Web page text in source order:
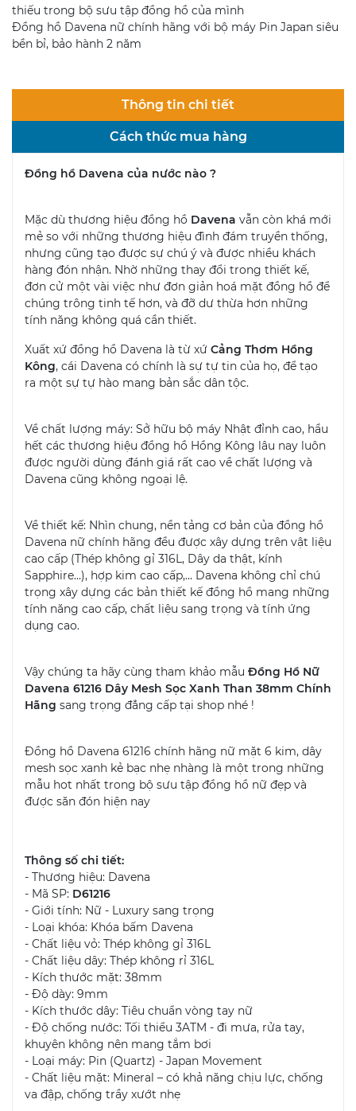
thiếu trong bộ sưu tập đồng hồ của mình
Đồng hồ Davena nữ chính hãng với bộ máy Pin Japan siêu
bền bỉ, bảo hành 2 năm
Thông tin chi tiết
Cách thức mua hàng
Đồng hồ Davena của nước nào ?
Mặc dù thương hiệu đồng hồ Davena vẫn còn khá mới
mẻ so với những thương hiệu đình đám truyền thống,
nhưng cũng tạo được sự chú ý và được nhiều khách
hàng đón nhận. Nhờ những thay đổi trong thiết kế,
đơn cử một vài việc như đơn giản hoá mặt đồng hồ để
chúng trông tinh tế hơn, và đỡ dư thừa hơn những
tính năng không quá cần thiết.
Xuất xứ đồng hồ Davena là từ xứ Cảng Thơm Hồng
Kông, cái Davena có chính là sự tự tin của họ, để tạo
ra một sự tự hào mang bản sắc dân tộc.
Về chất lượng máy: Sở hữu bộ máy Nhật đỉnh cao, hầu
hết các thương hiệu đồng hồ Hồng Kông lâu nay luôn
được người dùng đánh giá rất cao về chất lượng và
Davena cũng không ngoại lệ.
Về thiết kế: Nhìn chung, nền tảng cơ bản của đồng hồ
Davena nữ chính hãng đều được xây dựng trên vật liệu
cao cấp (Thép không gỉ 316L, Dây da thật, kính
Sapphire…), hợp kim cao cấp,… Davena không chỉ chú
trọng xây dựng các bản thiết kế đồng hồ mang những
tính năng cao cấp, chất liệu sang trọng và tính ứng
dụng cao.
Vậy chúng ta hãy cùng tham khảo mẫu Đồng Hồ Nữ
Davena 61216 Dây Mesh Sọc Xanh Than 38mm Chính
Hãng sang trọng đẳng cấp tại shop nhé !
Đồng hồ Davena 61216 chính hãng nữ mặt 6 kim, dây
mesh sọc xanh kẻ bạc nhẹ nhàng là một trong những
mẫu hot nhất trong bộ sưu tập đồng hồ nữ đẹp và
được săn đón hiện nay
Thông số chi tiết:
- Thương hiệu: Davena
- Mã SP: D61216
- Giới tính: Nữ - Luxury sang trọng
- Loại khóa: Khóa bấm Davena
- Chất liệu vỏ: Thép không gỉ 316L
- Chất liệu dây: Thép không rỉ 316L
- Kích thước mặt: 38mm
- Độ dày: 9mm
- Kích thước dây: Tiêu chuẩn vòng tay nữ
- Độ chống nước: Tối thiểu 3ATM - đi mưa, rửa tay,
khuyên không nên mang tắm bơi
- Loại máy: Pin (Quartz) - Japan Movement
- Chất liệu mặt: Mineral – có khả năng chịu lực, chống
va đập, chống trầy xướt nhẹ